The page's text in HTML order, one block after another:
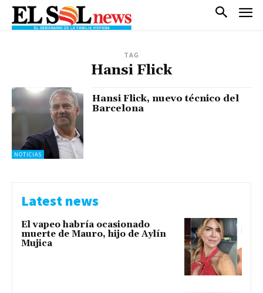
TAG
Hansi Flick
NOTICIAS
Hansi Flick, nuevo técnico del
Barcelona
Latest news
El vapeo habría ocasionado
muerte de Mauro, hijo de Aylín
Mujica